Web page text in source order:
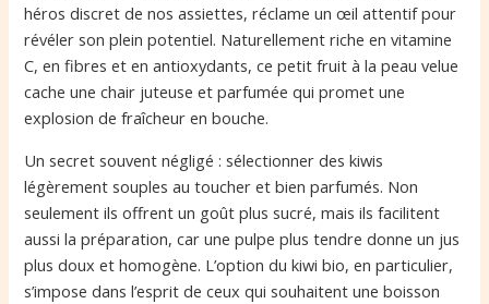
héros discret de nos assiettes, réclame un œil attentif pour
révéler son plein potentiel. Naturellement riche en vitamine
C, en fibres et en antioxydants, ce petit fruit à la peau velue
cache une chair juteuse et parfumée qui promet une
explosion de fraîcheur en bouche.
Un secret souvent négligé : sélectionner des kiwis
légèrement souples au toucher et bien parfumés. Non
seulement ils offrent un goût plus sucré, mais ils facilitent
aussi la préparation, car une pulpe plus tendre donne un jus
plus doux et homogène. L’option du kiwi bio, en particulier,
s’impose dans l’esprit de ceux qui souhaitent une boisson